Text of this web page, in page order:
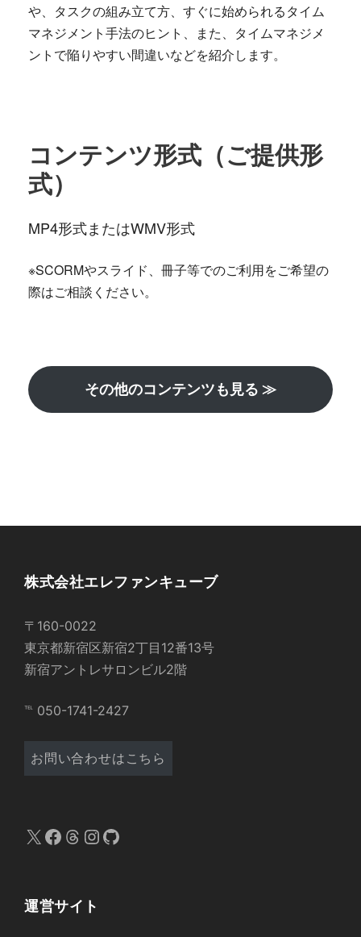
や、タスクの組み立て方、すぐに始められるタイム
マネジメント手法のヒント、また、タイムマネジメ
ントで陥りやすい間違いなどを紹介します。
コンテンツ形式（ご提供形
式）
MP4形式またはWMV形式
※SCORMやスライド、冊子等でのご利用をご希望の
際はご相談ください。
その他のコンテンツも見る ≫
株式会社エレファンキューブ
〒160-0022
東京都新宿区新宿2丁目12番13号
新宿アントレサロンビル2階
℡ 050-1741-2427
お問い合わせはこちら
X Facebook Threads InstagramGitHub
運営サイト